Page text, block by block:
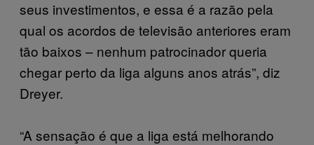
seus investimentos, e essa é a razão pela
qual os acordos de televisão anteriores eram
tão baixos – nenhum patrocinador queria
chegar perto da liga alguns anos atrás”, diz
Dreyer.
“A sensação é que a liga está melhorando